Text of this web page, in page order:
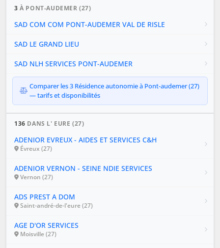
3 À PONT-AUDEMER (27)
SAD COM COM PONT-AUDEMER VAL DE RISLE
SAD LE GRAND LIEU
SAD NLH SERVICES PONT-AUDEMER
Comparer les 3 Résidence autonomie à Pont-audemer (27)
— tarifs et disponibilités
136 DANS L' EURE (27)
ADENIOR EVREUX - AIDES ET SERVICES C&H
Évreux (27)
ADENIOR VERNON - SEINE NDIE SERVICES
Vernon (27)
ADS PREST A DOM
Saint-andré-de-l'eure (27)
AGE D'OR SERVICES
Moisville (27)